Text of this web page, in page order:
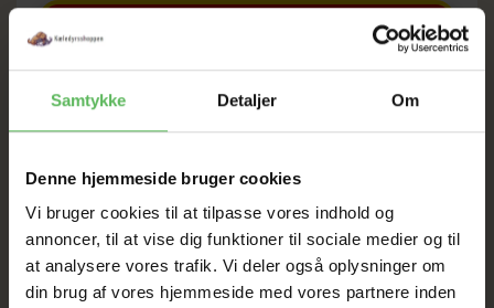
Samtykke Detaljer Om
Denne hjemmeside bruger cookies
Vi bruger cookies til at tilpasse vores indhold og
annoncer, til at vise dig funktioner til sociale medier og til
at analysere vores trafik. Vi deler også oplysninger om
din brug af vores hjemmeside med vores partnere inden
SOMMER
UDSALG
TIL D. 8 AUGUST
HELE WEBSHOPPEN ER
SAT NED